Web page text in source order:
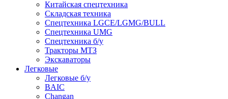
Китайская спецтехника
Складская техника
Спецтехника LGCE/LGMG/BULL
Спецтехника UMG
Спецтехника б/у
Тракторы МТЗ
Экскаваторы
Легковые
Легковые б/у
BAIC
Changan